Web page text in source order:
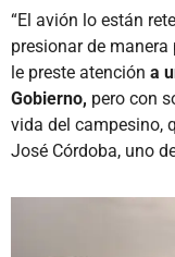
“El avión lo están
presionar de
le preste atención a
Gobierno, pero con
vida del campesino,
José Córdoba, uno